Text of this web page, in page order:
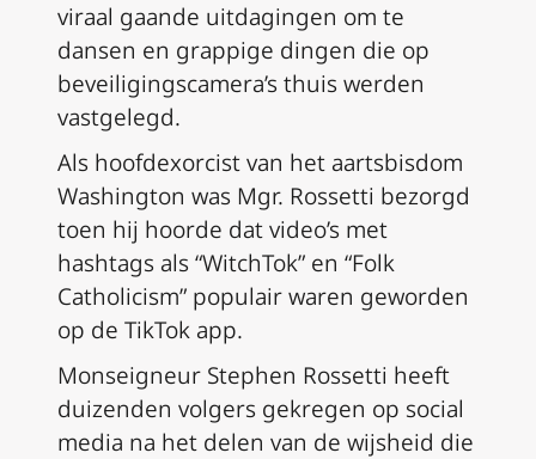
viraal gaande uitdagingen om te
dansen en grappige dingen die op
beveiligingscamera’s thuis werden
vastgelegd.
Als hoofdexorcist van het aartsbisdom
Washington was Mgr. Rossetti bezorgd
toen hij hoorde dat video’s met
hashtags als “WitchTok” en “Folk
Catholicism” populair waren geworden
op de TikTok app.
Monseigneur Stephen Rossetti heeft
duizenden volgers gekregen op social
media na het delen van de wijsheid die